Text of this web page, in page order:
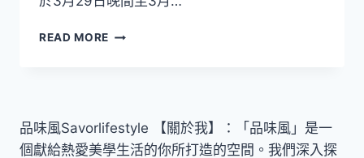
甜
READ MORE 歡
北
文
品味風Savorlifestyle 【關於我】：「品味風」是一
個獻給熱愛美學生活的你所打造的空間。我們深入探